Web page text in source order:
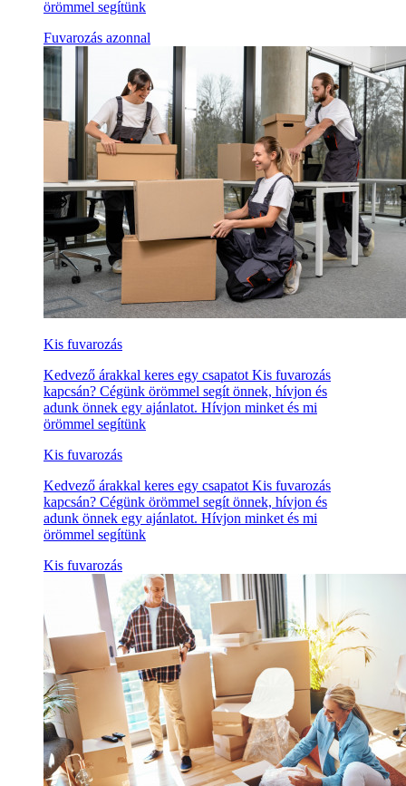
örömmel segítünk
Fuvarozás azonnal
Kis fuvarozás
Kedvező árakkal keres egy csapatot Kis fuvarozás
kapcsán? Cégünk örömmel segít önnek, hívjon és
adunk önnek egy ajánlatot. Hívjon minket és mi
örömmel segítünk
Kis fuvarozás
Kedvező árakkal keres egy csapatot Kis fuvarozás
kapcsán? Cégünk örömmel segít önnek, hívjon és
adunk önnek egy ajánlatot. Hívjon minket és mi
örömmel segítünk
Kis fuvarozás